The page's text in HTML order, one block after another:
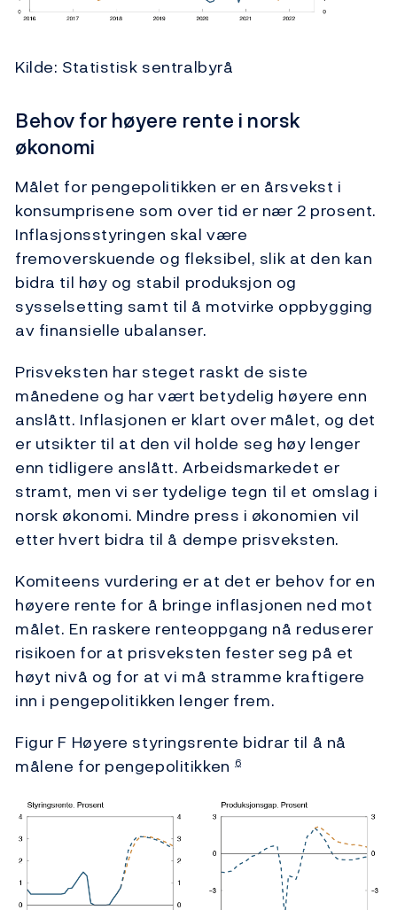
Kilde: Statistisk sentralbyrå
Behov for høyere rente i norsk
økonomi
Målet for pengepolitikken er en årsvekst i
konsumprisene som over tid er nær 2 prosent.
Inflasjonsstyringen skal være
fremoverskuende og fleksibel, slik at den kan
bidra til høy og stabil produksjon og
sysselsetting samt til å motvirke oppbygging
av finansielle ubalanser.
Prisveksten har steget raskt de siste
månedene og har vært betydelig høyere enn
anslått. Inflasjonen er klart over målet, og det
er utsikter til at den vil holde seg høy lenger
enn tidligere anslått. Arbeidsmarkedet er
stramt, men vi ser tydelige tegn til et omslag i
norsk økonomi. Mindre press i økonomien vil
etter hvert bidra til å dempe prisveksten.
Komiteens vurdering er at det er behov for en
høyere rente for å bringe inflasjonen ned mot
målet. En raskere renteoppgang nå reduserer
risikoen for at prisveksten fester seg på et
høyt nivå og for at vi må stramme kraftigere
inn i pengepolitikken lenger frem.
Figur F Høyere styringsrente bidrar til å nå
målene for pengepolitikken 6